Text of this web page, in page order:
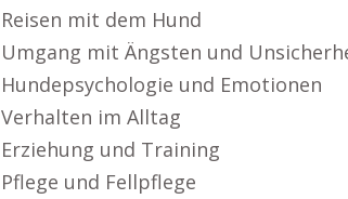
Reisen mit dem Hund
Umgang mit Ängsten und
Hundepsychologie und Emotionen
Verhalten im Alltag
Erziehung und Training
Pflege und Fellpflege